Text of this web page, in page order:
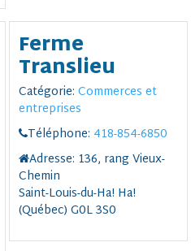
Ferme
Translieu
Catégorie: Commerces et
entreprises
Téléphone: 418-854-6850
Adresse: 136, rang Vieux-
Chemin
Saint-Louis-du-Ha! Ha!
(Québec) G0L 3S0